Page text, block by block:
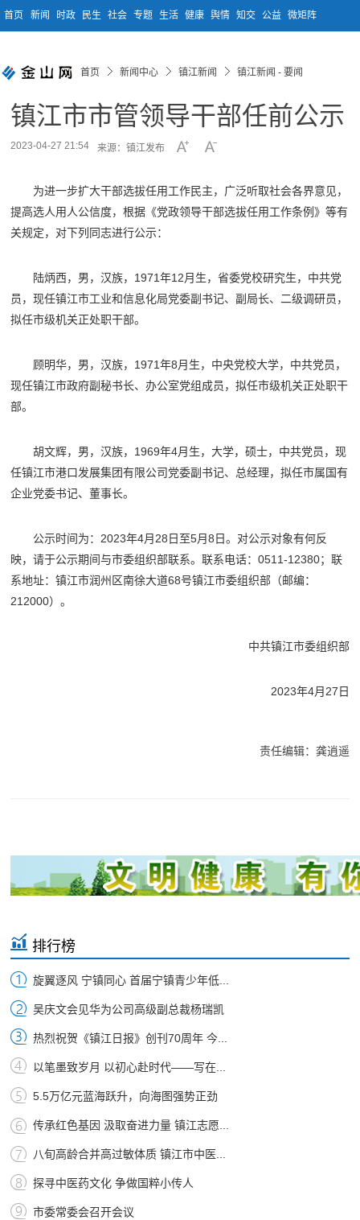
首页 新闻 时政 民生 社会 专题 生活 健康 舆情 知交 公益 微矩阵
首页 新闻中心 镇江新闻 镇江新闻 - 要闻
镇江市市管领导干部任前公示
2023-04-27 21:54 来源：镇江发布
为进一步扩大干部选拔任用工作民主，广泛听取社会各界意见，
提高选人用人公信度，根据《党政领导干部选拔任用工作条例》等有
关规定，对下列同志进行公示：
陆炳西，男，汉族，1971年12月生，省委党校研究生，中共党
员，现任镇江市工业和信息化局党委副书记、副局长、二级调研员，
拟任市级机关正处职干部。
顾明华，男，汉族，1971年8月生，中央党校大学，中共党员，
现任镇江市政府副秘书长、办公室党组成员，拟任市级机关正处职干
部。
胡文辉，男，汉族，1969年4月生，大学，硕士，中共党员，现
任镇江市港口发展集团有限公司党委副书记、总经理，拟任市属国有
企业党委书记、董事长。
公示时间为：2023年4月28日至5月8日。对公示对象有何反
映，请于公示期间与市委组织部联系。联系电话：0511-12380；联
系地址：镇江市润州区南徐大道68号镇江市委组织部（邮编：
212000）。
中共镇江市委组织部
2023年4月27日
责任编辑：龚逍遥
排行榜
旋翼逐风 宁镇同心 首届宁镇青少年低...
吴庆文会见华为公司高级副总裁杨瑞凯
热烈祝贺《镇江日报》创刊70周年 今...
以笔墨致岁月 以初心赴时代——写在...
5.5万亿元蓝海跃升，向海图强势正劲
传承红色基因 汲取奋进力量 镇江志愿...
八旬高龄合并高过敏体质 镇江市中医...
探寻中医药文化 争做国粹小传人
市委常委会召开会议